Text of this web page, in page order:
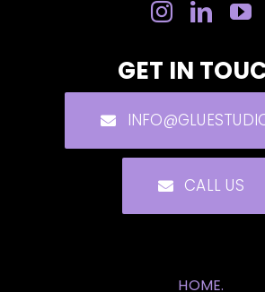
GET IN
CALL US
HOME.